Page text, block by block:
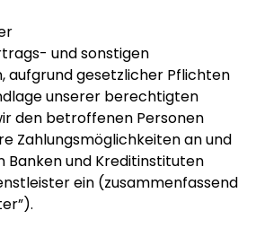
und sonstigen
aufgrund gesetzlicher Pflichten
unserer berechtigten
den betroffenen Personen
Zahlungsmöglichkeiten an und
Banken und Kreditinstituten
ein (zusammenfassend